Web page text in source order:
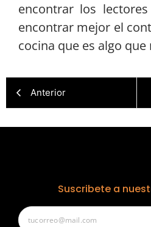
encontrar los
encontrar mejor el
cocina que es algo que
Anterior
Suscribete a